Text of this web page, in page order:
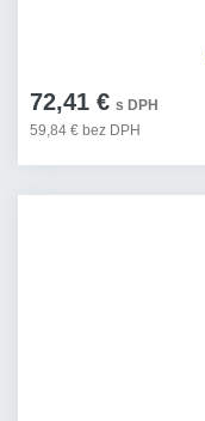
72,41 € s DPH
59,84 € bez DPH